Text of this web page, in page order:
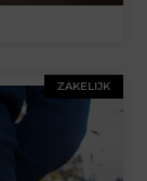
ZAKELIJK